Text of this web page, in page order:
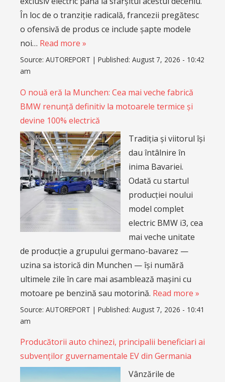
În loc de o tranziție radicală, francezii pregătesc
o ofensivă de produs ce include șapte modele
noi… Read more »
Source: AUTOREPORT | Published: August 7, 2026 - 10:42
am
O nouă eră la Munchen: Cea mai veche fabrică
BMW renunță definitiv la motoarele termice și
devine 100% electrică
Tradiția și viitorul își
dau întâlnire în
inima Bavariei.
Odată cu startul
producției noului
model complet
electric BMW i3, cea
mai veche unitate
de producție a grupului germano-bavarez —
uzina sa istorică din Munchen — își numără
ultimele zile în care mai asamblează mașini cu
motoare pe benzină sau motorină. Read more »
Source: AUTOREPORT | Published: August 7, 2026 - 10:41
am
Producătorii auto chinezi, principalii beneficiari ai
subvenților guvernamentale EV din Germania
Vânzările de